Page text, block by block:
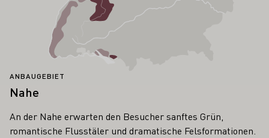
ANBAUGEBIET
Nahe
An der Nahe erwarten den Besucher sanftes Grün,
romantische Flusstäler und dramatische Felsformationen.